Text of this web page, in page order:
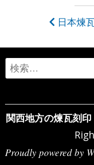
ビ
ゲ
ー
シ
ョ
日本煉
Search
for:
関西地方の煉瓦刻印
Proudly powered by